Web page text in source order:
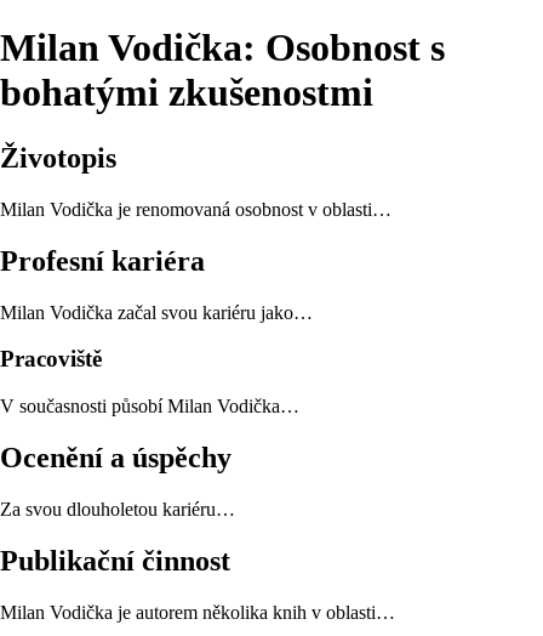
Milan Vodička: Osobnost s
bohatými zkušenostmi
Životopis
Milan Vodička je renomovaná osobnost v oblasti…
Profesní kariéra
Milan Vodička začal svou kariéru jako…
Pracoviště
V současnosti působí Milan Vodička…
Ocenění a úspěchy
Za svou dlouholetou kariéru…
Publikační činnost
Milan Vodička je autorem několika knih v oblasti…